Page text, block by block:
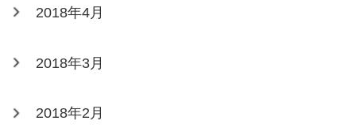
2018年4月
2018年3月
2018年2月